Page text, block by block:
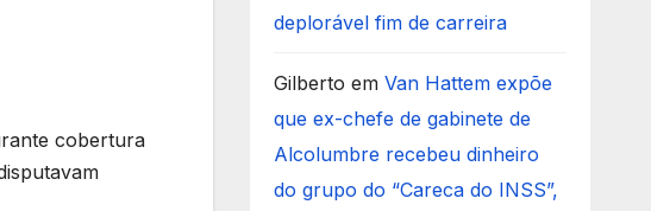
cobertura
deplorável fim de carreira
Gilberto em Van Hattem expõe
que ex-chefe de gabinete de
Alcolumbre recebeu dinheiro
do grupo do “Careca do INSS”,